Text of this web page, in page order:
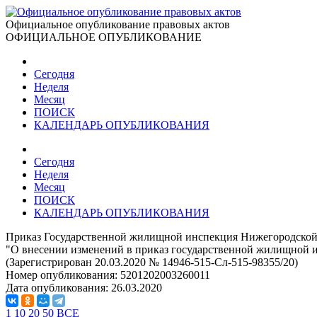
Официальное опубликование правовых актов
ОФИЦИАЛЬНОЕ ОПУБЛИКОВАНИЕ
Сегодня
Неделя
Месяц
ПОИСК
КАЛЕНДАРЬ ОПУБЛИКОВАНИЯ
Сегодня
Неделя
Месяц
ПОИСК
КАЛЕНДАРЬ ОПУБЛИКОВАНИЯ
Приказ Государственной жилищной инспекция
"О внесении изменений в приказ государственной жилищной
(Зарегистрирован 20.03.2020 № 14946-515-Сл-515-98355/20)
Номер опубликования: 5201202003260011
Дата опубликования: 26.03.2020
1 10 20 50 ВСЕ